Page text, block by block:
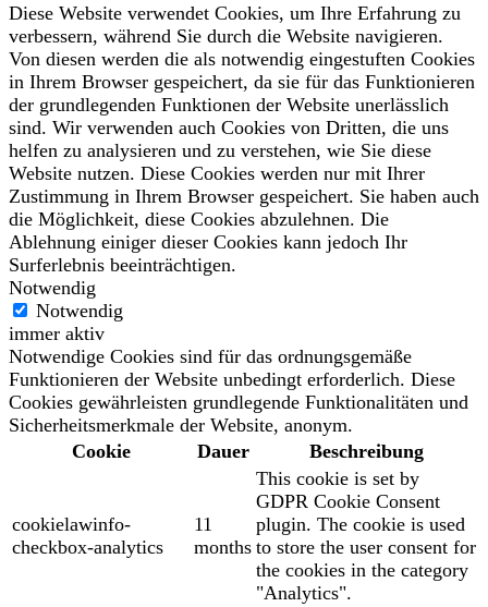
Diese Website verwendet Cookies, um Ihre Erfahrung zu
verbessern, während Sie durch die Website navigieren.
Von diesen werden die als notwendig eingestuften Cookies
in Ihrem Browser gespeichert, da sie für das Funktionieren
der grundlegenden Funktionen der Website unerlässlich
sind. Wir verwenden auch Cookies von Dritten, die uns
helfen zu analysieren und zu verstehen, wie Sie diese
Website nutzen. Diese Cookies werden nur mit Ihrer
Zustimmung in Ihrem Browser gespeichert. Sie haben auch
die Möglichkeit, diese Cookies abzulehnen. Die
Ablehnung einiger dieser Cookies kann jedoch Ihr
Surferlebnis beeinträchtigen.
Notwendig
Notwendig
immer aktiv
Notwendige Cookies sind für das ordnungsgemäße
Funktionieren der Website unbedingt erforderlich. Diese
Cookies gewährleisten grundlegende Funktionalitäten und
Sicherheitsmerkmale der Website, anonym.
Cookie
Dauer Beschreibung
cookielawinfo-
checkbox-analytics
11
months
This cookie is set by
GDPR Cookie Consent
plugin. The cookie is used
to store the user consent for
the cookies in the category
"Analytics".